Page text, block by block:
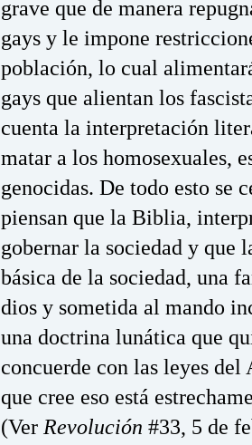
grave que de manera
gays y le impone
población, lo cual
gays que alientan los
cuenta la interpretación
matar a los homosexuales,
genocidas. De todo esto se
piensan que la Biblia,
gobernar la sociedad y que
básica de la sociedad, una
dios y sometida al mando
una doctrina lunática que
concuerde con las leyes
que cree eso está
(Ver Revolución #33, 5 de